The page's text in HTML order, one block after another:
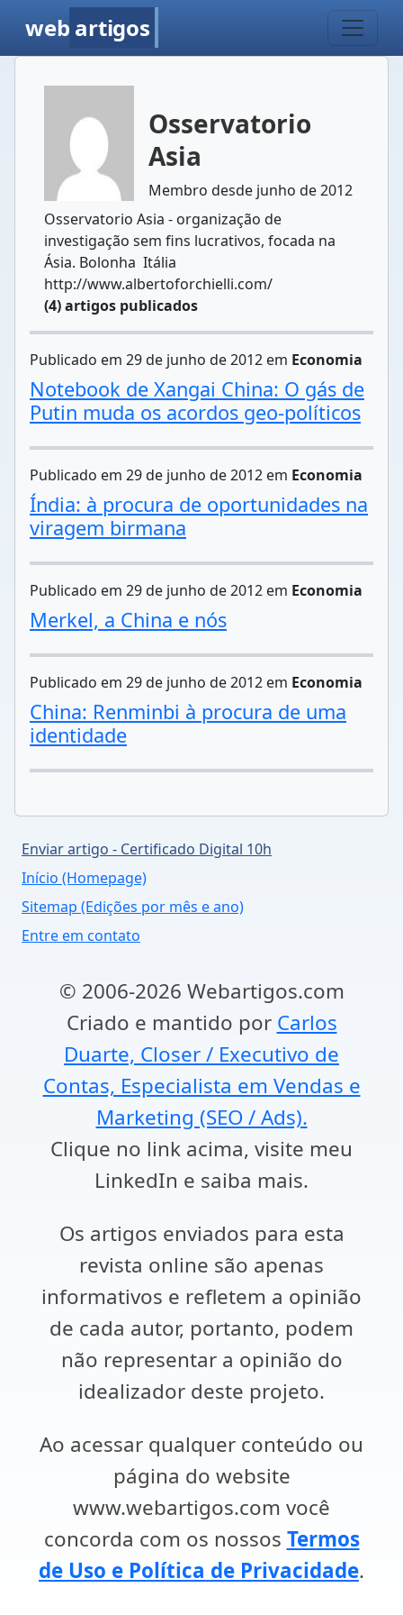
web artigos
Osservatorio
Asia
Membro desde junho de 2012
Osservatorio Asia - organização de
investigação sem fins lucrativos, focada na
Ásia. Bolonha  Itália
http://www.albertoforchielli.com/
(4) artigos publicados
Publicado em 29 de junho de 2012 em Economia
Notebook de Xangai China: O gás de
Putin muda os acordos geo-políticos
Publicado em 29 de junho de 2012 em Economia
Índia: à procura de oportunidades na
viragem birmana
Publicado em 29 de junho de 2012 em Economia
Merkel, a China e nós
Publicado em 29 de junho de 2012 em Economia
China: Renminbi à procura de uma
identidade
Enviar artigo - Certificado Digital 10h
Início (Homepage)
Sitemap (Edições por mês e ano)
Entre em contato
© 2006-2026 Webartigos.com
Criado e mantido por Carlos
Duarte, Closer / Executivo de
Contas, Especialista em Vendas e
Marketing (SEO / Ads).
Clique no link acima, visite meu
LinkedIn e saiba mais.
Os artigos enviados para esta
revista online são apenas
informativos e refletem a opinião
de cada autor, portanto, podem
não representar a opinião do
idealizador deste projeto.
Ao acessar qualquer conteúdo ou
página do website
www.webartigos.com você
concorda com os nossos Termos
de Uso e Política de Privacidade.